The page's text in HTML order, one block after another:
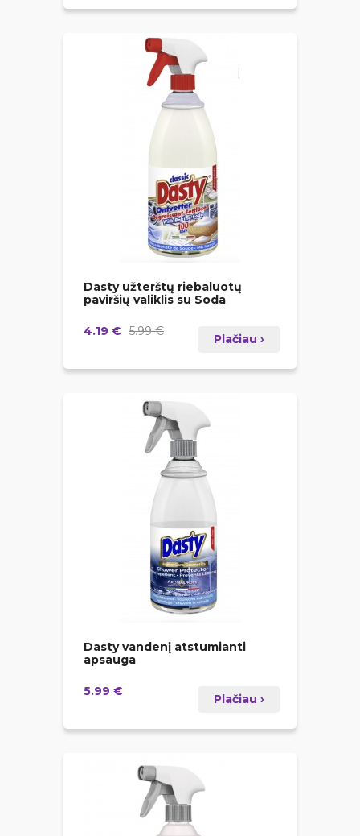
Dasty užterštų riebaluotų
paviršių valiklis su Soda
4.19 € 5.99 €
Plačiau ›
Dasty vandenį atstumianti
apsauga
5.99 €
Plačiau ›